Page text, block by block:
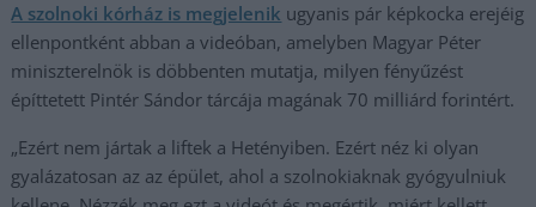
A szolnoki kórház is megjelenik ugyanis pár képkocka erejéig
ellenpontként abban a videóban, amelyben Magyar Péter
miniszterelnök is döbbenten mutatja, milyen fényűzést
építtetett Pintér Sándor tárcája magának 70 milliárd forintért.
„Ezért nem jártak a liftek a Hetényiben. Ezért néz ki olyan
gyalázatosan az az épület, ahol a szolnokiaknak gyógyulniuk